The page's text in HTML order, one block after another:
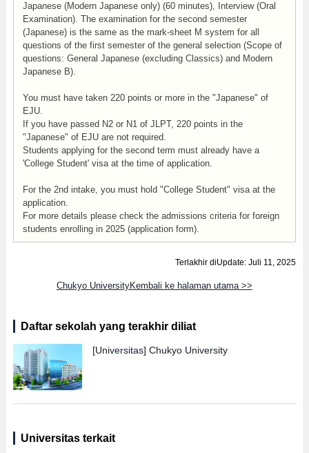
Japanese (Modern Japanese only) (60 minutes), Interview (Oral
Examination). The examination for the second semester
(Japanese) is the same as the mark-sheet M system for all
questions of the first semester of the general selection (Scope of
questions: General Japanese (excluding Classics) and Modern
Japanese B).
You must have taken 220 points or more in the "Japanese" of
EJU.
If you have passed N2 or N1 of JLPT, 220 points in the
"Japanese" of EJU are not required.
Students applying for the second term must already have a
'College Student' visa at the time of application.
For the 2nd intake, you must hold "College Student" visa at the
application.
For more details please check the admissions criteria for foreign
students enrolling in 2025 (application form).
Terlakhir diUpdate: Juli 11, 2025
Chukyo UniversityKembali ke halaman utama >>
Daftar sekolah yang terakhir diliat
[Universitas] Chukyo University
Universitas terkait